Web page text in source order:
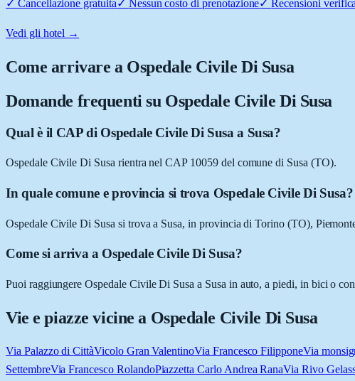
✓ Cancellazione gratuita✓ Nessun costo di prenotazione✓Recensioni
Vedi gli hotel →
Come arrivare a Ospedale Civile Di Susa
Domande frequenti su Ospedale Civile Di Susa
Qual è il CAP di Ospedale Civile Di Susa a Susa?
Ospedale Civile Di Susa rientra nel CAP 10059 del comune di Susa (TO).
In quale comune e provincia si trova Ospedale Civile Di Susa?
Ospedale Civile Di Susa si trova a Susa, in provincia di Torino (TO),
Come si arriva a Ospedale Civile Di Susa?
Puoi raggiungere Ospedale Civile Di Susa a Susa in auto, a piedi, in bici o
Vie e piazze vicine a Ospedale Civile Di Susa
Via Palazzo di CittàVicolo Gran ValentinoVia Francesco FilipponeVia
SettembreVia Francesco RolandoPiazzetta Carlo Andrea RanaVia Rivo